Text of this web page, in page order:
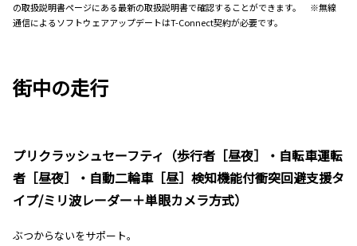
の取扱説明書ページにある最新の取扱説明書で確認することができます。 ※無線
通信によるソフトウェアアップデートはT-Connect契約が必要です。
街中の走行
プリクラッシュセーフティ（歩行者［昼夜］・自転車運転
者［昼夜］・自動二輪車［昼］検知機能付衝突回避支援タ
イプ/ミリ波レーダー＋単眼カメラ方式）
ぶつからないをサポート。